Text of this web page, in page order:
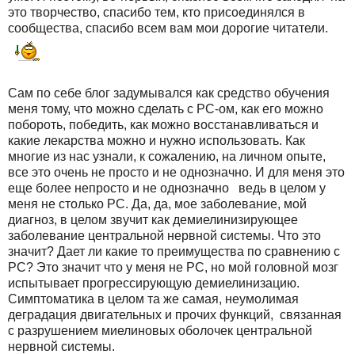
это творчество, спасибо тем, кто присоединялся в
сообщества, спасибо всем вам мои дорогие читатели.
Сам по себе блог задумывался как средство обучения
меня тому, что можно сделать с РС-ом, как его можно
побороть, победить, как можно восстанавливаться и
какие лекарства можно и нужно использовать. Как
многие из нас узнали, к сожалению, на личном опыте,
все это очень не просто и не однозначно. И для меня это
еще более непросто и не однозначно ведь в целом у
меня не столько РС. Да, да, мое заболевание, мой
диагноз, в целом звучит как демиелинизирующее
заболевание центральной нервной системы. Что это
значит? Дает ли какие то преимущества по сравнению с
РС? Это значит что у меня не РС, но мой головной мозг
испытывает прогрессирующую демиелинизацию.
Симптоматика в целом та же самая, неумолимая
деградация двигательных и прочих функций, связанная
с разрушением миелиновых оболочек центральной
нервной системы.